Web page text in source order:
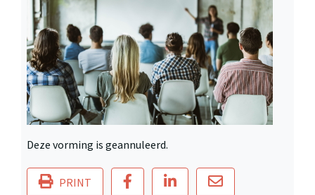
Deze vorming is geannuleerd.
PRINT